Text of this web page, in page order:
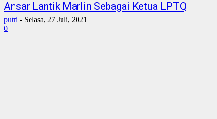
Ansar Lantik Marlin Sebagai Ketua LPTQ
putri - Selasa, 27 Juli, 2021
0